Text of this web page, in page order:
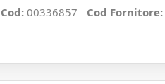
Cod: 00336857 Cod Fornitore: